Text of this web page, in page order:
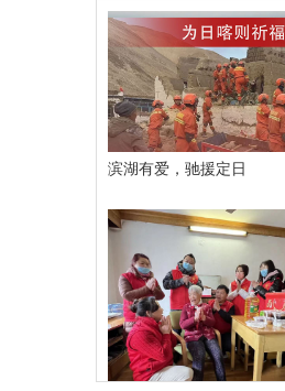
滨湖有爱，驰援定日